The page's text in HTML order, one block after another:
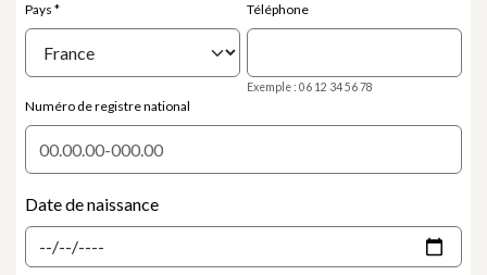
Pays Téléphone
Exemple : 06 12 34 56 78
Numéro de registre national
Date de naissance